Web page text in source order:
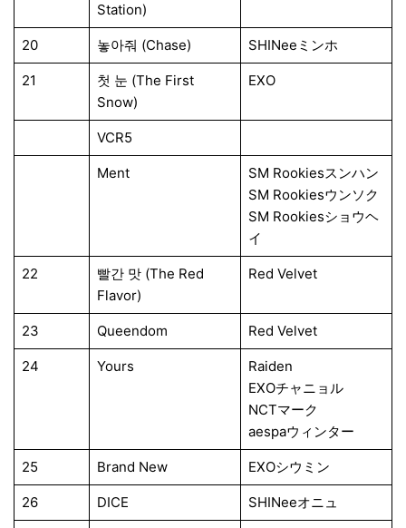
Station)
20 놓아줘 (Chase) SHINeeミンホ
21
첫 눈 (The First
Snow)
EXO
VCR5
Ment
SM Rookiesスンハン
SM Rookiesウンソク
SM Rookiesショウヘ
イ
22
빨간 맛 (The Red
Flavor)
Red Velvet
23 Queendom Red Velvet
24 Yours
Raiden
EXOチャニョル
NCTマーク
aespaウィンター
25 Brand New EXOシウミン
26 DICE SHINeeオニュ